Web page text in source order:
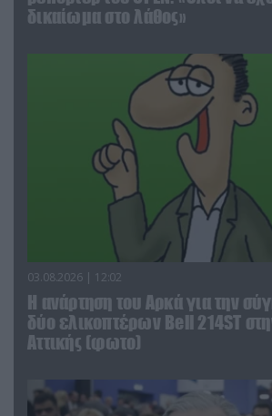
δικαίωμα στο λάθος»
03.08.2026 | 12:02
Η ανάρτηση του Αρκά για την
δύο ελικοπτέρων Bell 214ST
Αττικής (φωτο)